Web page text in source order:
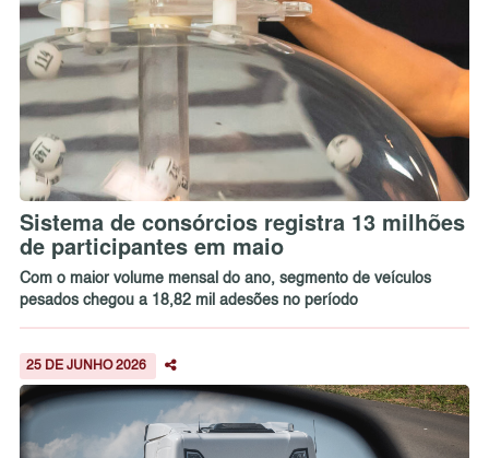
Sistema de consórcios registra 13 milhões
de participantes em maio
Com o maior volume mensal do ano, segmento de veículos
pesados chegou a 18,82 mil adesões no período
25 DE JUNHO 2026